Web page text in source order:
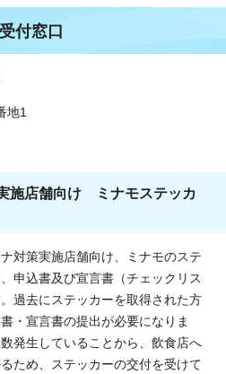
付窓口
地1
施店舗向け ミナモステッカ
対策実施店舗向け、ミナモのステ
申込書及び宣言書（チェックリス
過去にステッカーを取得された方
・宣言書の提出が必要になりま
発生していることから、飲食店へ
ため、ステッカーの交付を受けて